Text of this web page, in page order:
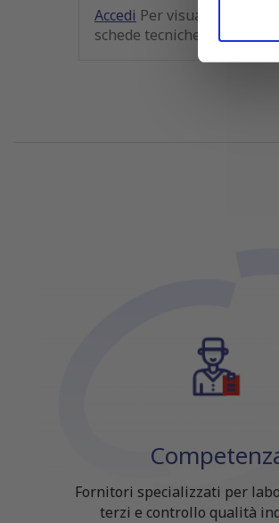
Accedi Per visualizzare
schede tecniche
Fornitori specializzati per
terzi e controllo qualità